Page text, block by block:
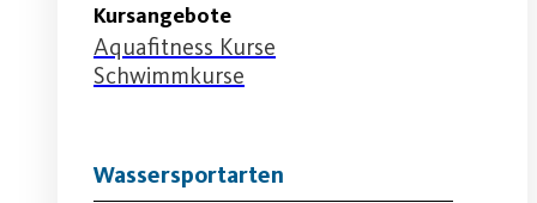
Kursangebote
Aquafitness Kurse
Schwimmkurse
Wassersportarten